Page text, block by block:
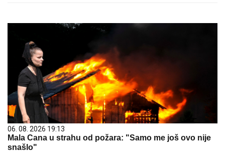
06. 08. 2026 19:13
Mala Cana u strahu od požara: "Samo me još ovo nije
snašlo"